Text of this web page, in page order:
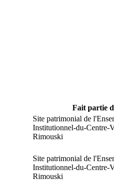
Fait partie
Site patrimonial de
Institutionnel-du-Centre-
Rimouski
Site patrimonial de
Institutionnel-du-Centre-
Rimouski